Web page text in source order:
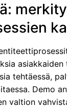
tehtäessä,
Demo
valtion